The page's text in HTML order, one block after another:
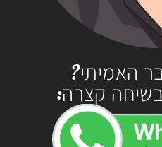
האמיתי?
קצרה: